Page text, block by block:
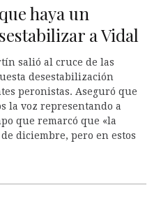
haya un
a Vidal
salió al cruce de las
desestabilización
peronistas. Aseguró que
la voz representando a
que remarcó que «la
diciembre, pero en estos